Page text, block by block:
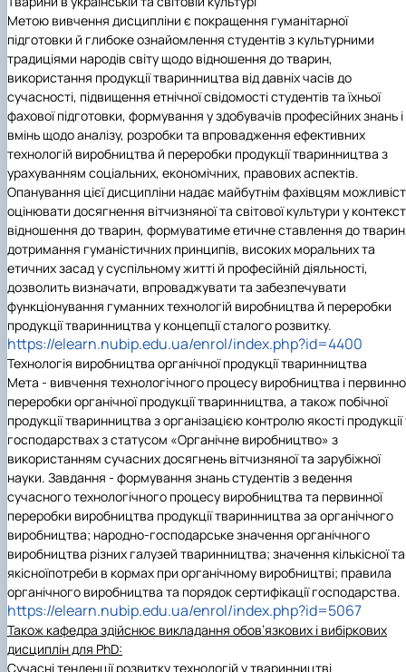
Метою вивчення дисципліни є покращення гуманітарної
підготовки й глибоке ознайомлення студентів з культурними
традиціями народів світу щодо відношення до тварин,
використання продукції тваринництва від давніх часів до
сучасності, підвищення етнічної свідомості студентів та їхньої
фахової підготовки, формування у здобувачів професійних знань і
вмінь щодо аналізу, розробки та впровадження ефективних
технологій виробництва й переробки продукції тваринництва з
урахуванням соціальних, економічних, правових аспектів.
Опанування цієї дисципліни надає майбутнім фахівцям
оцінювати досягнення вітчизняної та світової культури у
відношення до тварин, формуватиме етичне ставлення до
дотримання гуманістичних принципів, високих моральних та
етичних засад у суспільному житті й професійній діяльності,
дозволить визначати, впроваджувати та забезпечувати
функціонування гуманних технологій виробництва й переробки
продукції тваринництва у концепції сталого розвитку.
https://elearn.nubip.edu.ua/enrol/index.php?id=4400
Технологія виробництва органічної продукції тваринництва
Мета - вивчення технологічного процесу виробництва і
переробки органічної продукції тваринництва, а також побічної
продукції тваринництва з організацією контролю якості продукції
господарствах з статусом «Органічне виробництво» з
використанням сучасних досягнень вітчизняної та зарубіжної
науки. Завдання - формування знань студентів з ведення
сучасного технологічного процесу виробництва та первинної
переробки виробництва продукції тваринництва за органічного
виробництва; народно-господарське значення органічного
виробництва різних галузей тваринництва; значення кількісної та
якісноїпотреби в кормах при органічному виробництві; правила
органічного виробництва та порядок сертифікації господарства.
https://elearn.nubip.edu.ua/enrol/index.php?id=5067
Також кафедра здійснює викладання обов’язкових і вибіркових
дисципліндля PhD:
Сучасні тенденції розвитку технологій у тваринництві